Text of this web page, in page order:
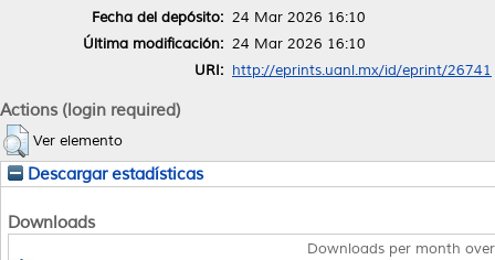
Fecha del depósito: 24 Mar 2026 16:10
Última modificación: 24 Mar 2026 16:10
URI: http://eprints.uanl.mx/id/eprint/26741
Actions (login required)
Ver elemento
Descargar estadísticas
Downloads
Downloads per month